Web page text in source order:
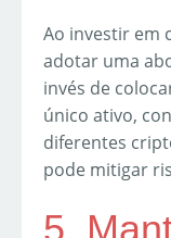
Ao investir em
adotar uma
invés de
único ativo,
diferentes
pode mitigar
5.